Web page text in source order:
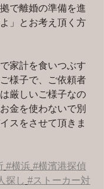
で離婚の準備を進
」とお考え頂く方
家計を食いつぶす
様子で、ご依頼者
厳しいご様子なの
金を使わないで別
スをさせて頂きま
#横浜 #横濱港探偵
探し #ストーカー対